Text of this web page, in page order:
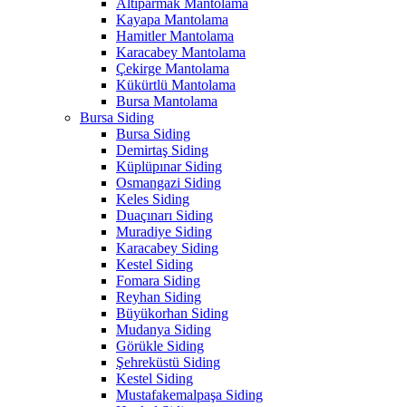
Altıparmak Mantolama
Kayapa Mantolama
Hamitler Mantolama
Karacabey Mantolama
Çekirge Mantolama
Kükürtlü Mantolama
Bursa Mantolama
Bursa Siding
Bursa Siding
Demirtaş Siding
Küplüpınar Siding
Osmangazi Siding
Keles Siding
Duaçınarı Siding
Muradiye Siding
Karacabey Siding
Kestel Siding
Fomara Siding
Reyhan Siding
Büyükorhan Siding
Mudanya Siding
Görükle Siding
Şehreküstü Siding
Kestel Siding
Mustafakemalpaşa Siding